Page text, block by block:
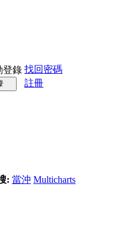
登錄 找回密碼
註冊
: 當沖 Multicharts